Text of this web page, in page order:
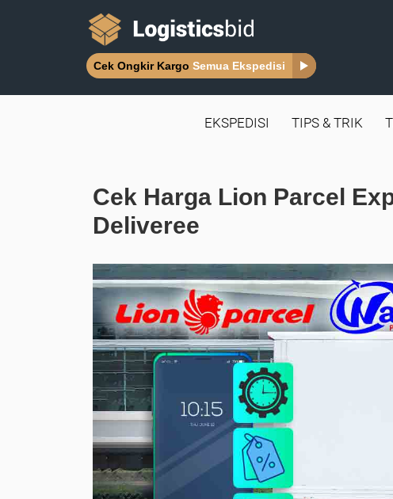
Cek Ongkir Kargo Semua Ekspedisi
EKSPEDISI TIPS & TRIK
Cek Harga Lion Parcel
Deliveree